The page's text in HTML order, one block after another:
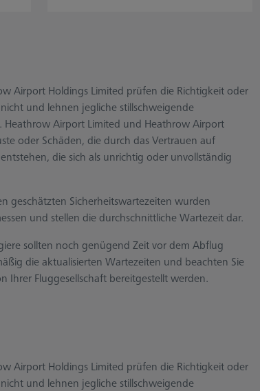
Airport Holdings Limited prüfen die Richtigkeit oder
und lehnen jegliche stillschweigende
Heathrow Airport Limited und Heathrow Airport
oder Schäden, die durch das Vertrauen auf
die sich als unrichtig oder unvollständig
geschätzten Sicherheitswartezeiten wurden
und stellen die durchschnittliche Wartezeit dar.
sollten noch genügend Zeit vor dem Abflug
die aktualisierten Wartezeiten und beachten Sie
Ihrer Fluggesellschaft bereitgestellt werden.
Airport Holdings Limited prüfen die Richtigkeit oder
und lehnen jegliche stillschweigende